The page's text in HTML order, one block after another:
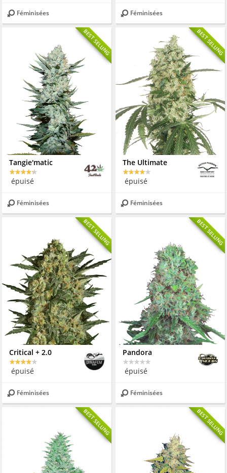
Féminisées Féminisées
BEST SELLING
Tangie'matic
épuisé
Féminisées
BEST SELLING
The Ultimate
épuisé
Féminisées
BEST SELLING
Critical + 2.0
épuisé
Féminisées
BEST SELLING
Pandora
épuisé
Féminisées
BEST SELLING BEST SELLING